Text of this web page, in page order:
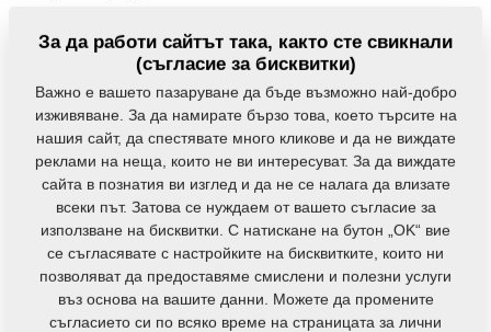
изтегляния
Частта може да се използва при следните
машини:
SOFTER
Тегло: 0,0660 Кг
За да работи сайтът така, както сте свикнали
(съгласие за бисквитки)
Важно е вашето пазаруване да бъде възможно най-добро
изживяване. За да намирате бързо това, което търсите на
нашия сайт, да спестявате много кликове и да не виждате
реклами на неща, които не ви интересуват. За да виждате
сайта в познатия ви изглед и да не се налага да влизате
всеки път. Затова се нуждаем от вашето съгласие за
използване на бисквитки. С натискане на бутон „OK“ вие
се съгласявате с настройките на бисквитките, които ни
позволяват да предоставяме смислени и полезни услуги
въз основа на вашите данни. Можете да промените
съгласието си по всяко време на страницата за лични